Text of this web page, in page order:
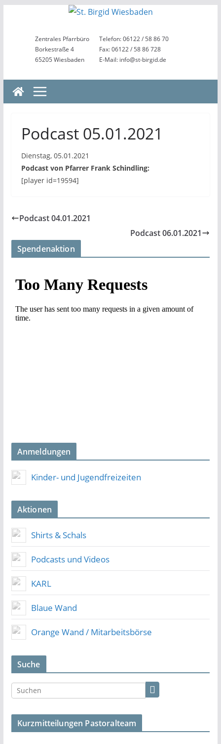
springenZentrales Pfarrbüro
Borkestraße 4
65205 Wiesbaden
Telefon: 06122 / 58 86 70
Fax: 06122 / 58 86 728
E-Mail: info@st-birgid.de
Podcast 05.01.2021
Dienstag, 05.01.2021
Podcast von Pfarrer Frank Schindling:
[player id=19594]
Podcast 04.01.2021
Podcast 06.01.2021
Spendenaktion
Anmeldungen
Kinder- und Jugendfreizeiten
Aktionen
Shirts & Schals
Podcasts und Videos
KARL
Blaue Wand
Orange Wand / Mitarbeitsbörse
Suche
Kurzmitteilungen Pastoralteam